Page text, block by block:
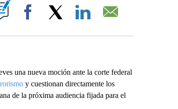
ON "".
Facebook
una nueva moción ante la corte federal
y cuestionan directamente los
de la próxima audiencia fijada para el